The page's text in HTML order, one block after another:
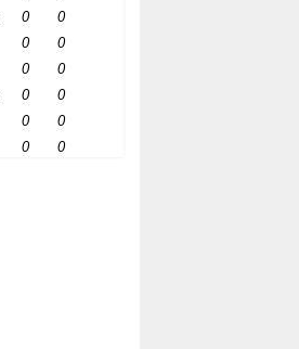
0
0
0
0
0
0
0
0
0
0
0 0